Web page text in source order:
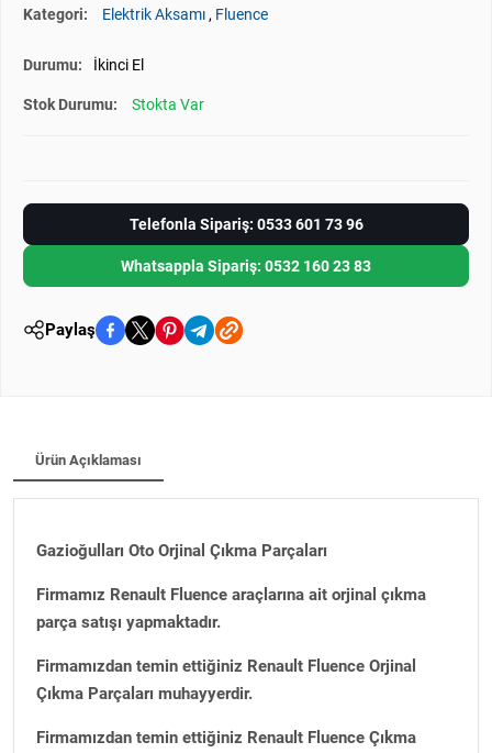
Kategori: Elektrik Aksamı , Fluence
Durumu: İkinci El
Stok Durumu: Stokta Var
Telefonla Sipariş: 0533 601 73 96
Whatsappla Sipariş: 0532 160 23 83
Paylaş
Ürün Açıklaması
Gazioğulları Oto Orjinal Çıkma Parçaları
Firmamız Renault Fluence araçlarına ait orjinal çıkma
parça satışı yapmaktadır.
Firmamızdan temin ettiğiniz Renault Fluence Orjinal
Çıkma Parçaları muhayyerdir.
Firmamızdan temin ettiğiniz Renault Fluence Çıkma